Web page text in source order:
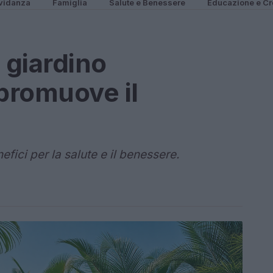
Famiglia Salute e Benessere Educazione e
giardino
il
per la salute e il benessere.